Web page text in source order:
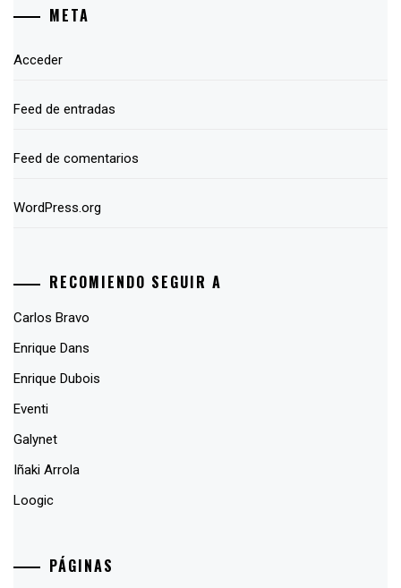
META
Acceder
Feed de entradas
Feed de comentarios
WordPress.org
RECOMIENDO SEGUIR A
Carlos Bravo
Enrique Dans
Enrique Dubois
Eventi
Galynet
Iñaki Arrola
Loogic
PÁGINAS